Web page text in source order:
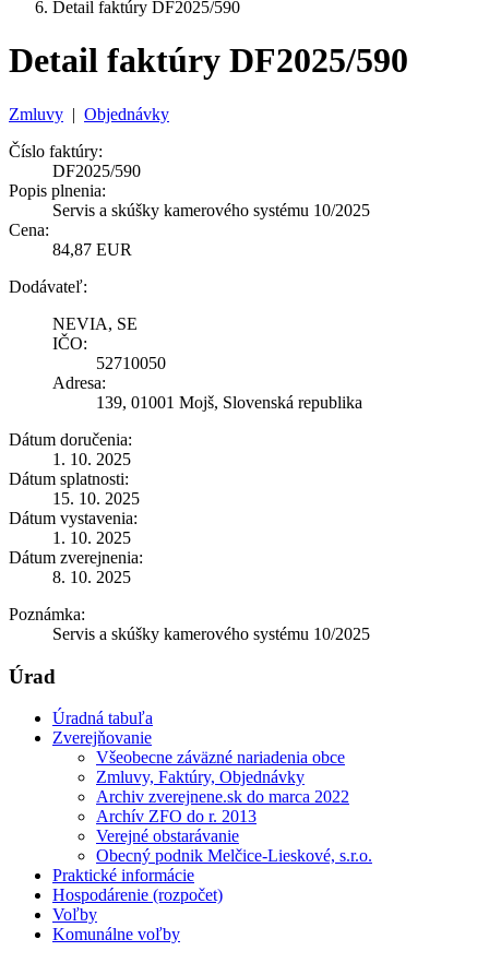
Detail faktúry DF2025/590
Detail faktúry DF2025/590
Zmluvy | Objednávky
Číslo faktúry:
DF2025/590
Popis plnenia:
Servis a skúšky kamerového systému 10/2025
Cena:
84,87 EUR
Dodávateľ:
NEVIA, SE
IČO:
52710050
Adresa:
139, 01001 Mojš, Slovenská republika
Dátum doručenia:
1. 10. 2025
Dátum splatnosti:
15. 10. 2025
Dátum vystavenia:
1. 10. 2025
Dátum zverejnenia:
8. 10. 2025
Poznámka:
Servis a skúšky kamerového systému 10/2025
Úrad
Úradná tabuľa
Zverejňovanie
Všeobecne záväzné nariadenia obce
Zmluvy, Faktúry, Objednávky
Archiv zverejnene.sk do marca 2022
Archív ZFO do r. 2013
Verejné obstarávanie
Obecný podnik Melčice-Lieskové, s.r.o.
Praktické informácie
Hospodárenie (rozpočet)
Voľby
Komunálne voľby